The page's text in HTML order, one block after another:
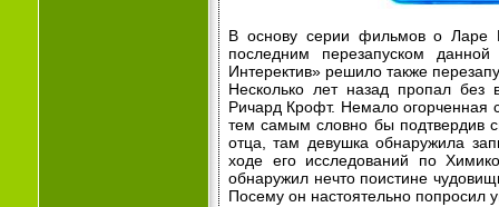
В основу серии фильмов о Ларе
последним перезапуском данной
Интеректив» решило также
Несколько лет назад пропал без
Ричард Крофт. Немало огорченная
тем самым словно бы подтвердив
отца, там девушка обнаружила
ходе его исследований по
обнаружил нечто поистине
Посему он настоятельно попросил